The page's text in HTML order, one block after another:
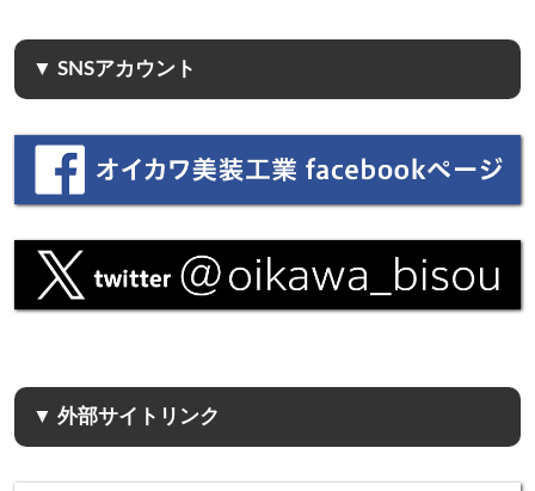
▼ SNSアカウント
▼ 外部サイトリンク